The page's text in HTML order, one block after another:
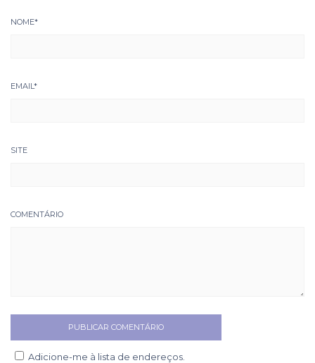
NOME*
EMAIL*
SITE
COMENTÁRIO
Adicione-me à lista de endereços.